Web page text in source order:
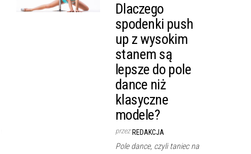
Dlaczego
spodenki push
up z wysokim
stanem są
lepsze do pole
dance niż
klasyczne
modele?
przez REDAKCJA
Pole dance, czyli taniec na